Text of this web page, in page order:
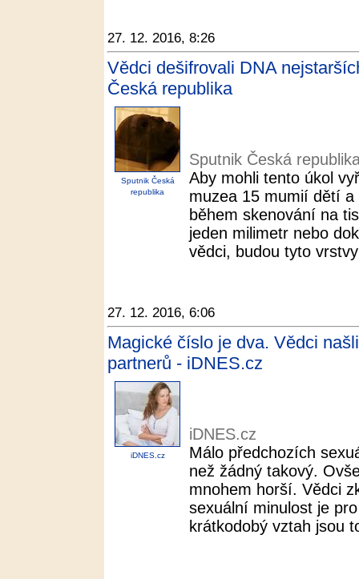
27. 12. 2016, 8:26
Vědci dešifrovali DNA
Česká republika
Sputnik Česká
republika
Sputnik Česká
Aby mohli tento úkol
muzea 15 mumií dětí a
během skenování na
jeden milimetr nebo
vědci, budou tyto
27. 12. 2016, 6:06
Magické číslo je dva. Vědci
partnerů - iDNES.cz
iDNES.cz
iDNES.cz
Málo předchozích
než žádný takový.
mnohem horší. Vědci
sexuální minulost je
krátkodobý vztah jsou